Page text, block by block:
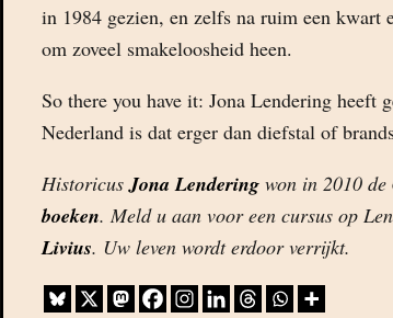
in 1984 gezien, en zelfs na ruim een kwart
om zoveel smakeloosheid heen.
So there you have it: Jona Lendering heeft
Nederland is dat erger dan diefstal of
HistoricusJona Lendering won in 2010 de
boeken. Meld u aan voor een cursus op
Livius. Uw leven wordt erdoor verrijkt.